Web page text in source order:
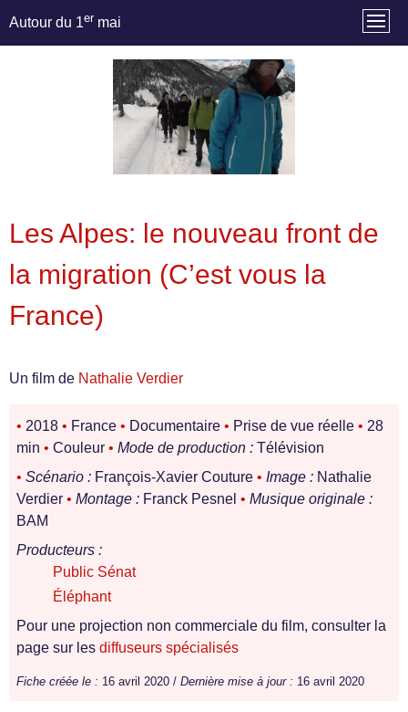
Autour du 1er mai
Les Alpes: le nouveau front de
la migration (C’est vous la
France)
Un film de Nathalie Verdier
• 2018 • France • Documentaire • Prise de vue réelle • 28
min • Couleur • Mode de production : Télévision
• Scénario : François-Xavier Couture • Image : Nathalie
Verdier • Montage : Franck Pesnel • Musique originale :
BAM
Producteurs :
Public Sénat
Éléphant
Pour une projection non commerciale du film, consulter la
page sur les diffuseurs spécialisés
Fiche créée le : 16 avril 2020 / Dernière mise à jour : 16 avril 2020